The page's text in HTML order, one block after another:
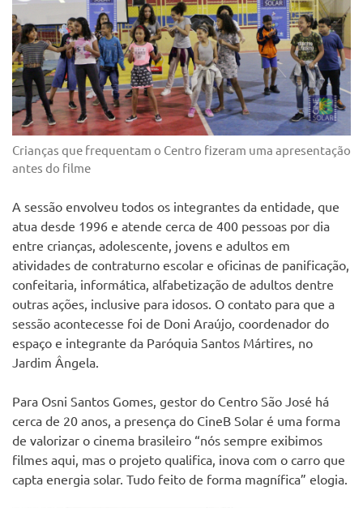
Crianças que frequentam o Centro fizeram uma apresentação
antes do filme
A sessão envolveu todos os integrantes da entidade, que
atua desde 1996 e atende cerca de 400 pessoas por dia
entre crianças, adolescente, jovens e adultos em
atividades de contraturno escolar e oficinas de panificação,
confeitaria, informática, alfabetização de adultos dentre
outras ações, inclusive para idosos. O contato para que a
sessão acontecesse foi de Doni Araújo, coordenador do
espaço e integrante da Paróquia Santos Mártires, no
Jardim Ângela.
Para Osni Santos Gomes, gestor do Centro São José há
cerca de 20 anos, a presença do CineB Solar é uma forma
de valorizar o cinema brasileiro “nós sempre exibimos
filmes aqui, mas o projeto qualifica, inova com o carro que
capta energia solar. Tudo feito de forma magnífica” elogia.